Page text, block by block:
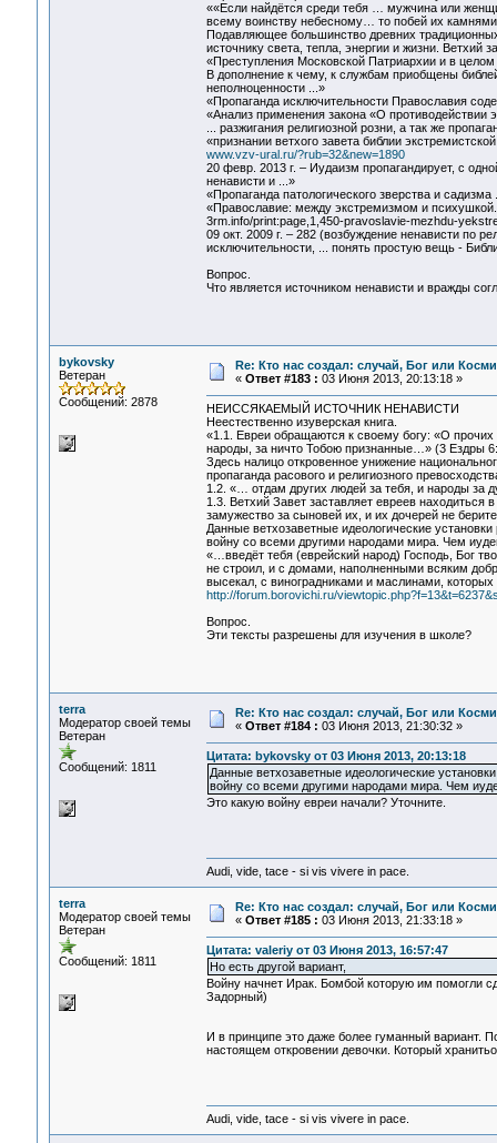
««Если найдётся среди тебя … мужчина или
всему воинству небесному… то побей их
Подавляющее большинство древних
источнику света, тепла, энергии и жизни. Ветхий
«Преступления Московской Патриархии и в целом
В дополнение к чему, к службам приобщены
неполноценности ...»
«Пропаганда исключительности Православия
«Анализ применения закона «О противодействии
... разжигания религиозной розни, а так же
«признании ветхого завета библии
www.vzv-ural.ru/?rub=32&new=1890‎
20 февр. 2013 г. – Иудаизм пропагандирует, с
ненависти и ...»
«Пропаганда патологического зверства и
«Православие: между экстремизмом и психушкой.
3rm.info/print:page,1,450-pravoslavie-mezhdu-
09 окт. 2009 г. – 282 (возбуждение ненависти по
исключительности, ... понять простую вещь -
Вопрос.
Что является источником ненависти и вражды
bykovsky
Ветеран
Сообщений: 2878
Re: Кто нас создал: случай, Бог или
« Ответ #183 : 03 Июня 2013, 20:13:18 »
НЕИССЯКАЕМЫЙ ИСТОЧНИК НЕНАВИСТИ
Неестественно изуверская книга.
«1.1. Евреи обращаются к своему богу: «О
народы, за ничто Тобою признанные…» (3 Ездры
Здесь налицо откровенное унижение
пропаганда расового и религиозного
1.2. «… отдам других людей за тебя, и народы за
1.3. Ветхий Завет заставляет евреев
замужество за сыновей их, и их дочерей не
Данные ветхозаветные идеологические
войну со всеми другими народами мира. Чем
«…введёт тебя (еврейский народ) Господь, Бог
не строил, и с домами, наполненными всяким
высекал, с виноградниками и маслинами,
http://forum.borovichi.ru/
Вопрос.
Эти тексты разрешены для изучения в школе?
terra
Модератор своей темы
Ветеран
Сообщений: 1811
Re: Кто нас создал: случай, Бог или
« Ответ #184 : 03 Июня 2013, 21:30:32 »
Цитата: bykovsky от 03 Июня 2013, 20:13:18
Данные ветхозаветные идеологические
войну со всеми другими народами мира. Чем
Это какую войну евреи начали? Уточните.
Audi, vide, tace - si vis vivere in pace.
terra
Модератор своей темы
Ветеран
Сообщений: 1811
Re: Кто нас создал: случай, Бог или
« Ответ #185 : 03 Июня 2013, 21:33:18 »
Цитата: valeriy от 03 Июня 2013, 16:57:47
Но есть другой вариант,
Войну начнет Ирак. Бомбой которую им
Задорный)
И в принципе это даже более гуманный вариант.
настоящем откровении девочки. Который
Audi, vide, tace - si vis vivere in pace.